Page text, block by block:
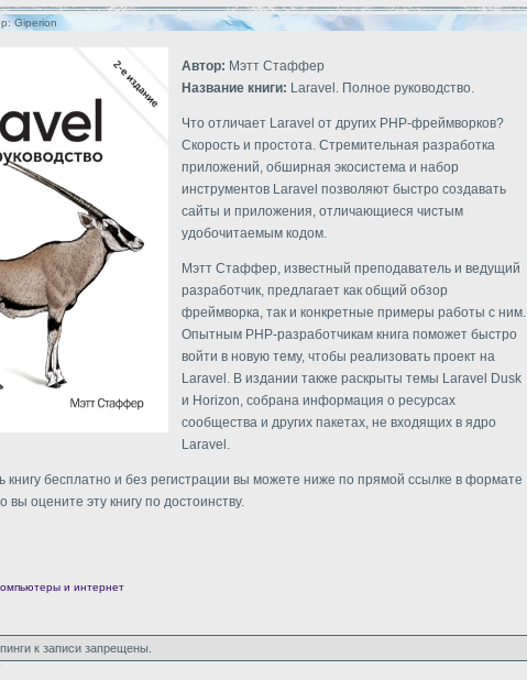
Giperion
Автор: Мэтт Стаффер
Название книги: Laravel. Полное руководство.
Что отличает Laravel от других PHP-фреймворков?
Скорость и простота. Стремительная разработка
приложений, обширная экосистема и набор
инструментов Laravel позволяют быстро создавать
сайты и приложения, отличающиеся чистым
удобочитаемым кодом.
Мэтт Стаффер, известный преподаватель и ведущий
разработчик, предлагает как общий обзор
фреймворка, так и конкретные примеры работы с ним.
Опытным PHP-разработчикам книга поможет быстро
войти в новую тему, чтобы реализовать проект на
Laravel. В издании также раскрыты темы Laravel Dusk
и Horizon, собрана информация о ресурсах
сообщества и других пакетах, не входящих в ядро
Laravel.
книгу бесплатно и без регистрации вы можете ниже по прямой ссылке в формате
вы оцените эту книгу по достоинству.
и интернет
к записи запрещены.